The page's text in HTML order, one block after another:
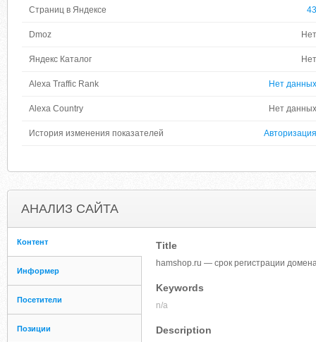
Страниц в Яндексе 43
Dmoz Нет
Яндекс Каталог Нет
Alexa Traffic Rank Нет данных
Alexa Country Нет данных
История изменения показателей Авторизация
АНАЛИЗ САЙТА
Контент
Информер
Посетители
Позиции
Title
hamshop.ru — срок регистрации
Keywords
n/a
Description